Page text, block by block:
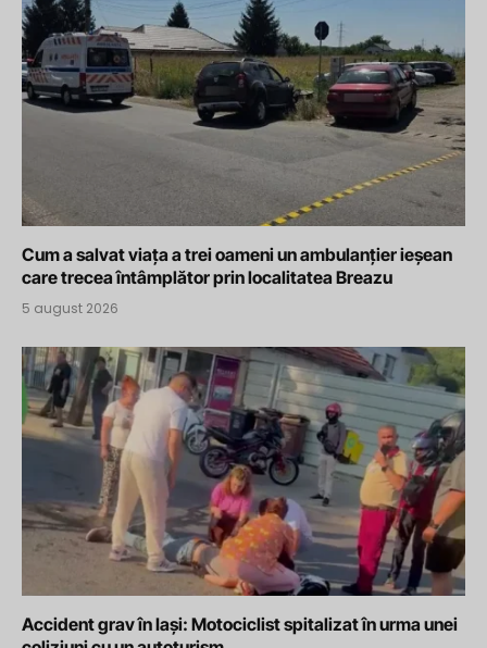
Cum a salvat viața a trei oameni un ambulanțier ieșean
care trecea întâmplător prin localitatea Breazu
5 august 2026
Accident grav în Iași: Motociclist spitalizat în urma unei